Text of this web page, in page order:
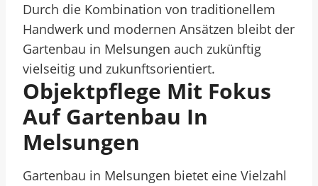
Durch die Kombination von traditionellem
Handwerk und modernen Ansätzen bleibt der
Gartenbau in Melsungen auch zukünftig
vielseitig und zukunftsorientiert.
Objektpflege Mit Fokus
Auf Gartenbau In
Melsungen
Gartenbau in Melsungen bietet eine Vielzahl